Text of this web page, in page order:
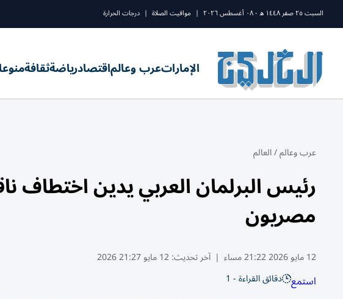
السبت ٢٥ صفر ١٤٤٨ ه - ٠٨ أغسطس ٢٠٢٦ | مواقيت الصلاة | درجات الحرارة
الإماراتعرب وعالماقتصادرياضةثقافة
عرب وعالم/العالم
رئيس البرلمان العربي يدين اختطاف
مصريون
12 مايو 2026 21:22 مساء | آخر تحديث:12 مايو 21:27 2026
استمع دقائق القراءة - 1